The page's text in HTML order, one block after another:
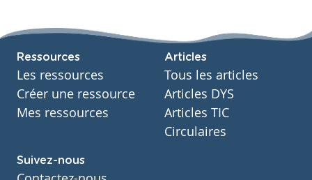
Ressources
Les ressources
Créer une ressource
Mes ressources
Articles
Tous les articles
Articles DYS
Articles TIC
Circulaires
Suivez-nous